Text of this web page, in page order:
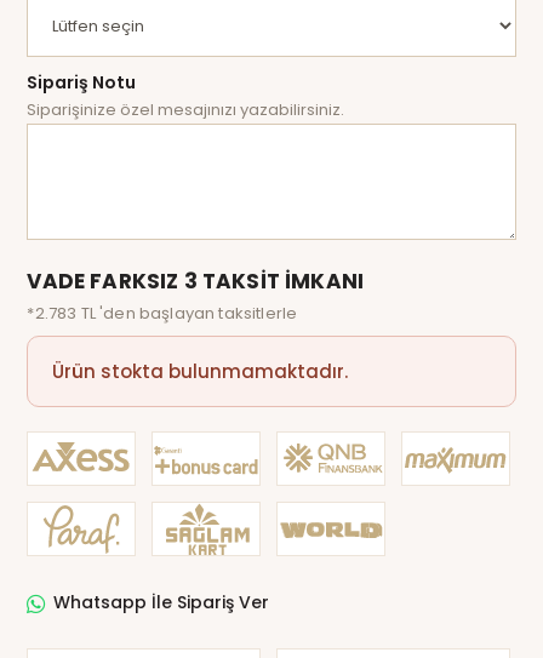
Sipariş Notu
Siparişinize özel mesajınızı yazabilirsiniz.
VADE FARKSIZ 3 TAKSİT İMKANI
*2.783 TL 'den başlayan taksitlerle
Ürün stokta bulunmamaktadır.
Whatsapp İle Sipariş Ver